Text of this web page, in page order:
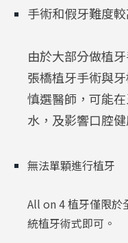
手術和假牙難度
由於大部分做植
張橋植牙手術與
慎選醫師，可能
水，及影響口腔健
無法單顆進行植牙
All on 4 植牙僅限於
統植牙術式即可。